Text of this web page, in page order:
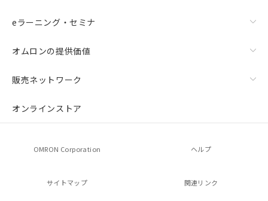
eラーニング・セミナ
オムロンの提供価値
販売ネットワーク
オンラインストア
OMRON Corporation ヘルプ
サイトマップ 関連リンク